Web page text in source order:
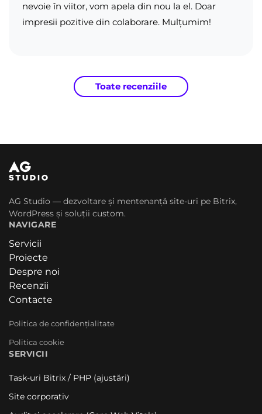
nevoie în viitor, vom apela din nou la el. Doar
impresii pozitive din colaborare. Mulțumim!
Toate recenziile
AG Studio — dezvoltare și mentenanță site-uri pe Bitrix,
WordPress și soluții custom.
NAVIGARE
Servicii
Proiecte
Despre noi
Recenzii
Contacte
Politica de confidențialitate
Politica cookie
SERVICII
Task-uri Bitrix / PHP (ajustări)
Site corporativ